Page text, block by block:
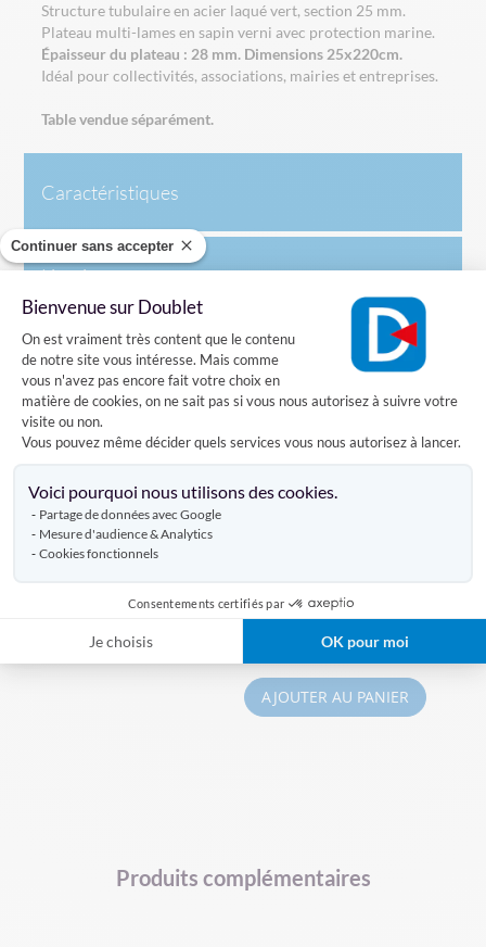
Continuer sans accepter
Bienvenue sur Doublet
Plateforme de Gestion du
On est vraiment très content que le contenu
de notre site vous intéresse. Mais comme
vous n'avez pas encore fait votre choix en
matière de cookies, on ne sait pas si vous nous autorisez à suivre votre
visite ou non.
Vous pouvez même décider quels services vous nous autorisez à lancer.
Voici pourquoi nous utilisons des cookies.
Partage de données avec Google
Mesure d'audience & Analytics
Cookies fonctionnels
Consentements certifiés par
Je choisis OK pour moi
Structure tubulaire en acier laqué vert, section 25 mm.
Plateau multi-lames en sapin verni avec protection marine.
Épaisseur du plateau : 28 mm. Dimensions 25x220cm.
Idéal pour collectivités, associations, mairies et entreprises.
Table vendue séparément.
Caractéristiques
Livraison
Avis clients
Produits similaires
Banc pliant Duralight 175 x 23
67,03 €
2,03 €
AJOUTER AU PANIER
Produits complémentaires